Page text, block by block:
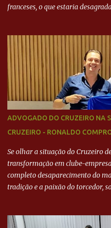
franceses, o que estaria
Neymar Pai nega
ADVOGADO DO CRUZEIRO NA
CRUZEIRO - RONALDO
Se olhar a situação do Cruzeiro
transformação em clube-
completo desaparecimento do
tradição e a paixão do torcedor,
feito imediatamente para